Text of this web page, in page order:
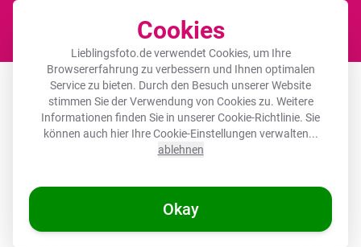
Cookies
Lieblingsfoto.de verwendet Cookies, um Ihre
Browsererfahrung zu verbessern und Ihnen optimalen
Service zu bieten. Durch den Besuch unserer Website
stimmen Sie der Verwendung von Cookies zu. Weitere
Informationen finden Sie in unsererCookie-Richtlinie. Sie
können auch hier Ihre Cookie-Einstellungen verwalten...
ablehnen
Okay
Herdabdeckplatte - Obst -
Wassermelone - Gelb
🌞 SOMMERDEALS